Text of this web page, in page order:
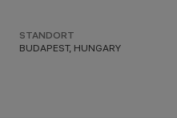
STANDORT
BUDAPEST, HUNGARY